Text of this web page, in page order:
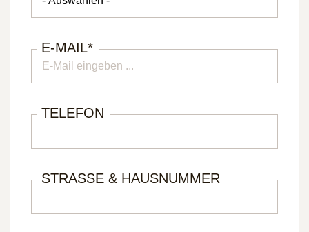
E-MAIL*
TELEFON
STRASSE & HAUSNUMMER